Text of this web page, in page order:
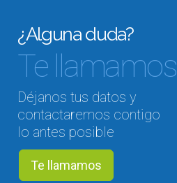
¿Alguna duda?
Te llamamos
Déjanos tus datos y
contactaremos contigo
lo antes posible
Te llamamos